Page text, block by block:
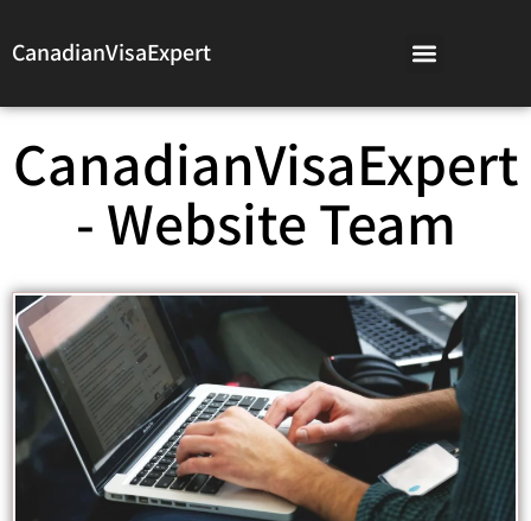
CanadianVisaExpert
CanadianVisaExpert
- Website Team